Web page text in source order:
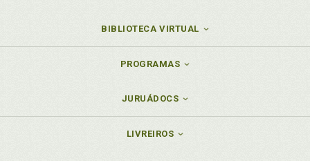
BIBLIOTECA VIRTUAL
PROGRAMAS
JURUÁDOCS
LIVREIROS